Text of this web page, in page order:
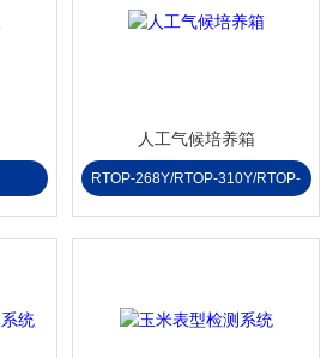
人工气候培养箱
RTOP-268Y/RTOP-310Y/RTOP-
500Y/RTOP-1000Y